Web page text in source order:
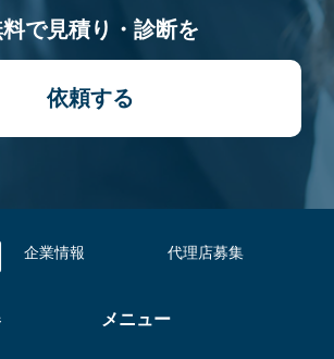
で見積り・診断を
依頼する
企業情報 代理店募集
メニュー